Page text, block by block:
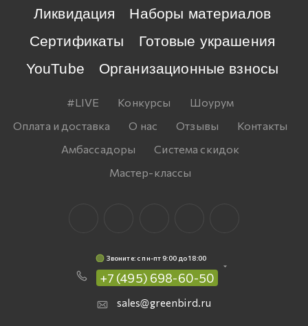
Ликвидация
Наборы материалов
Сертификаты
Готовые украшения
YouTube
Организационные взносы
#LIVE Конкурсы
Шоурум
Оплата и доставка
О нас Отзывы
Контакты
Амбассадоры
Система скидок
Мастер-классы
Звоните: c пн-пт 9:00 до 18:00
+7 (495) 698-60-50
sales@greenbird.ru